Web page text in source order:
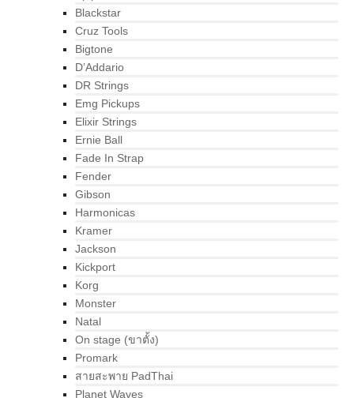
Blackstar
Cruz Tools
Bigtone
D’Addario
DR Strings
Emg Pickups
Elixir Strings
Ernie Ball
Fade In Strap
Fender
Gibson
Harmonicas
Kramer
Jackson
Kickport
Korg
Monster
Natal
On stage (ขาตั้ง)
Promark
สายสะพาย PadThai
Planet Waves